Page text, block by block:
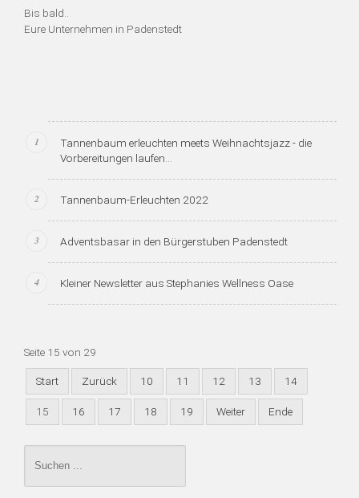
Bis bald..
Eure Unternehmen in Padenstedt
Tannenbaum erleuchten meets Weihnachtsjazz - die
Vorbereitungen laufen...
Tannenbaum-Erleuchten 2022
Adventsbasar in den Bürgerstuben Padenstedt
Kleiner Newsletter aus Stephanies Wellness Oase
Seite 15 von 29
Start Zurück 10 11 12 13 14
15 16 17 18 19 Weiter Ende